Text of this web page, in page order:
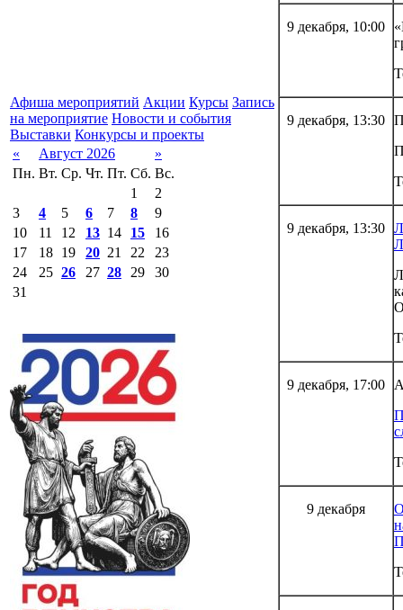
Афиша мероприятий Акции Курсы Запись
на мероприятие Новости и события
Выставки Конкурсы и проекты
«
Август 2026
»
Пн. Вт. Ср. Чт. Пт. Сб. Вс.
1
2
3
4 5 6 7 8
9
10
11 12 13 14 15
16
17
18 19 20 21 22
23
24
25 26 27 28 29
30
31
9 декабря, 10:00
9 декабря, 13:30
9 декабря, 13:30
9 декабря, 17:00
9 декабря